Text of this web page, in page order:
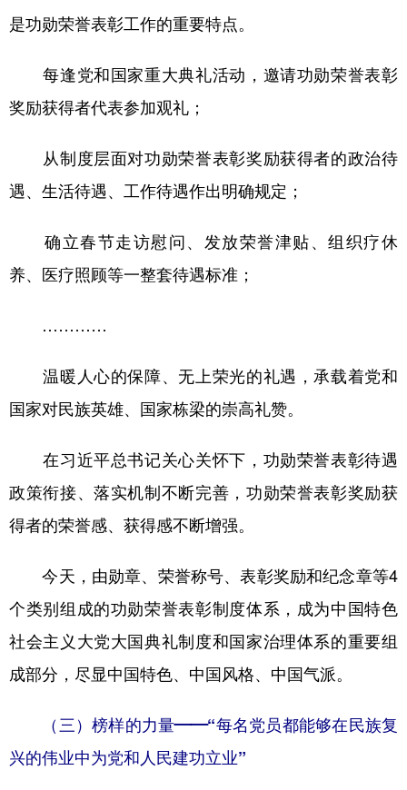
是功勋荣誉表彰工作的重要特点。
每逢党和国家重大典礼活动，邀请功勋荣誉表彰
奖励获得者代表参加观礼；
从制度层面对功勋荣誉表彰奖励获得者的政治待
遇、生活待遇、工作待遇作出明确规定；
确立春节走访慰问、发放荣誉津贴、组织疗休
养、医疗照顾等一整套待遇标准；
温暖人心的保障、无上荣光的礼遇，承载着党和
国家对民族英雄、国家栋梁的崇高礼赞。
在习近平总书记关心关怀下，功勋荣誉表彰待遇
政策衔接、落实机制不断完善，功勋荣誉表彰奖励获
得者的荣誉感、获得感不断增强。
今天，由勋章、荣誉称号、表彰奖励和纪念章等4
个类别组成的功勋荣誉表彰制度体系，成为中国特色
社会主义大党大国典礼制度和国家治理体系的重要组
成部分，尽显中国特色、中国风格、中国气派。
（三）榜样的力量——“每名党员都能够在民族复
兴的伟业中为党和人民建功立业”